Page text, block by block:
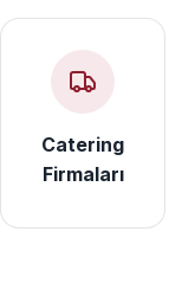
Catering
Firmaları